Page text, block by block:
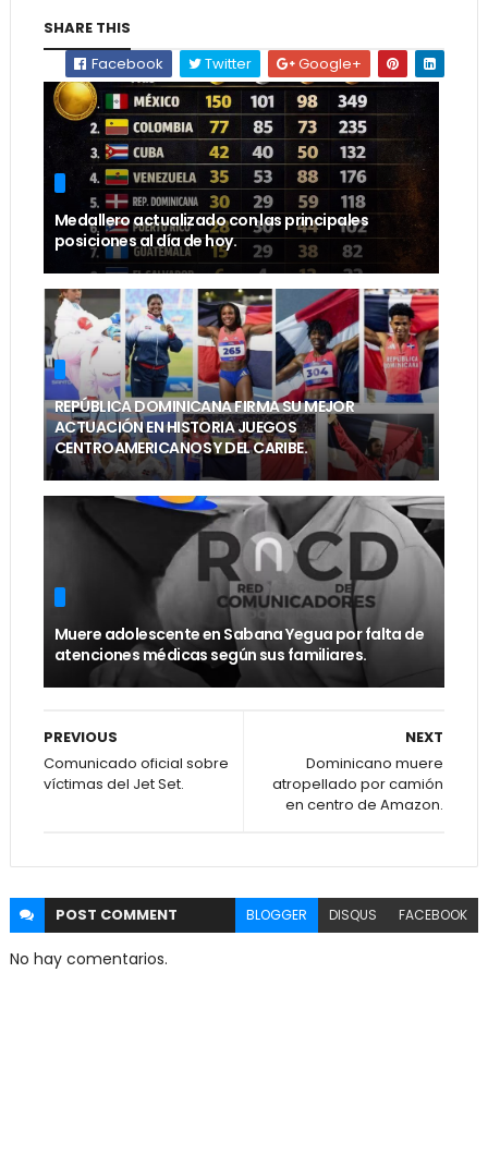
SHARE THIS
Facebook
Twitter Google+
Medallero actualizado con las principales
posiciones al día de hoy.
REPÚBLICA DOMINICANA FIRMA SU MEJOR
ACTUACIÓN EN HISTORIA JUEGOS
CENTROAMERICANOS Y DEL CARIBE.
Muere adolescente en Sabana Yegua por falta de
atenciones médicas según sus familiares.
NEXT
Dominicano muere
atropellado por camión
en centro de Amazon.
PREVIOUS
Comunicado oficial sobre
víctimas del Jet Set.
POST COMMENT BLOGGER DISQUS FACEBOOK
No hay comentarios.